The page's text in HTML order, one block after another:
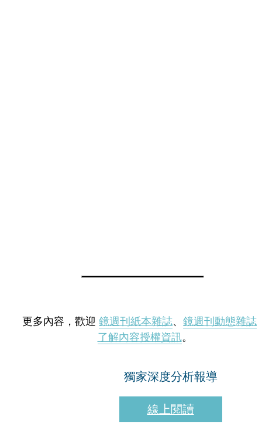
更多內容，歡迎 鏡週刊紙本雜誌、 鏡週刊動態雜誌
了解內容授權資訊。
獨家深度分析報導
線上閱讀